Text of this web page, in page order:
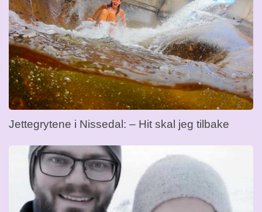
Jettegrytene i Nissedal: – Hit skal jeg tilbake